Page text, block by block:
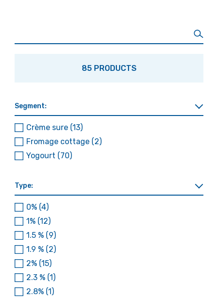
85 PRODUCTS
Segment:
Crème sure (13)
Fromage cottage (2)
Yogourt (70)
Type:
0% (4)
1% (12)
1.5 % (9)
1.9 % (2)
2% (15)
2.3 % (1)
2.8% (1)